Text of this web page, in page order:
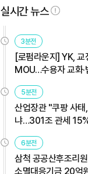
실시간 뉴스
3분전
[로펌라운지] YK,
MOU…수용자 교화·
5분전
산업장관 "쿠팡 사
냐…301조 관세
6분전
삼척 공공산후조리
소멸대응기금 20억